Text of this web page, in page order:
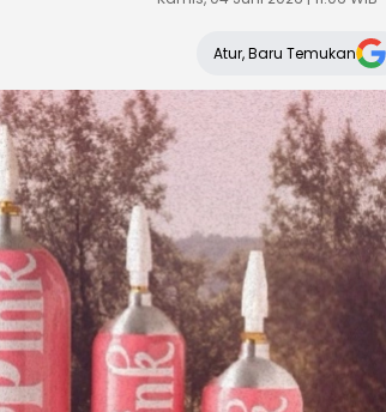
Atur, Baru Temukan